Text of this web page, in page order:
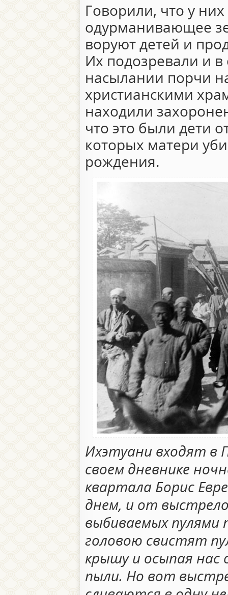
Говорили, что у них
одурманивающее
воруют детей и
Их подозревали и
насылании порчи
христианскими
находили
что это были дети
которых матери
рождения.
Ихэтуани входят в
своем дневнике
квартала Борис
днем, и от
выбиваемых пулями
головою свистят
крышу и осыпая нас
пыли. Но вот